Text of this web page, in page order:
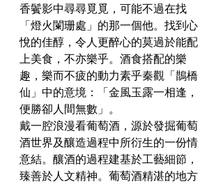
香鬢影中尋尋覓覓，可能不過在找
「燈火闌珊處」的那一個他。找到心
悅的佳醇，令人更醉心的莫過於能配
上美食，不亦樂乎。酒食搭配的樂
趣，樂而不疲的動力素乎秦觀「鵲橋
仙」中的意境：「金風玉露一相逢，
便勝卻人間無數」。
戴一腔浪漫看葡萄酒，源於發掘葡萄
酒世界及釀造過程中所衍生的一份情
意結。釀酒的過程建基於工藝細節，
臻善於人文精神。葡萄酒精湛的地方